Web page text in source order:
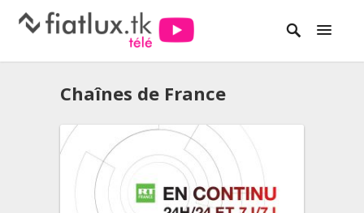
Chaînes de France